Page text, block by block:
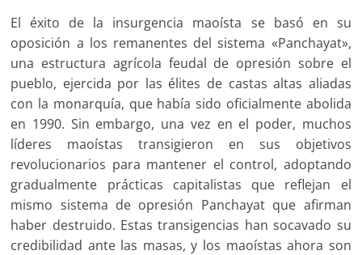
El éxito de la insurgencia maoísta se basó en su
oposición a los remanentes del sistema «Panchayat»,
una estructura agrícola feudal de opresión sobre el
pueblo, ejercida por las élites de castas altas aliadas
con la monarquía, que había sido oficialmente abolida
en 1990. Sin embargo, una vez en el poder, muchos
líderes maoístas transigieron en sus objetivos
revolucionarios para mantener el control, adoptando
gradualmente prácticas capitalistas que reflejan el
mismo sistema de opresión Panchayat que afirman
haber destruido. Estas transigencias han socavado su
credibilidad ante las masas, y los maoístas ahora son